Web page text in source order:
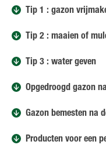
Tip 1 : gazon
Tip 2 : maaien of
Tip 3 : water geven
Opgedroogd gazon
Gazon bemesten na
Producten voor een